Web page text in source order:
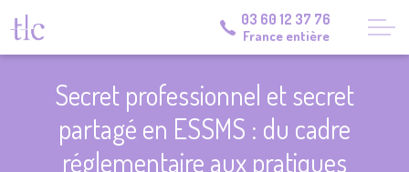
03 60 12 37 76
France entière
Secret professionnel et secret
partagé en ESSMS : du cadre
réglementaire aux pratiques